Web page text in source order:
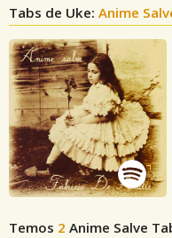
Tabs de Uke: Anime
Temos 2 Anime Salve